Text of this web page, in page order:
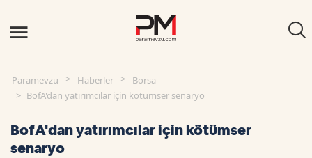
Paramevzu Haberler
Borsa
BofA'dan yatırımcılar için kötümser senaryo
BofA'dan yatırımcılar için kötümser
senaryo